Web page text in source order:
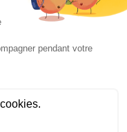
nom. En savoir plus sur le